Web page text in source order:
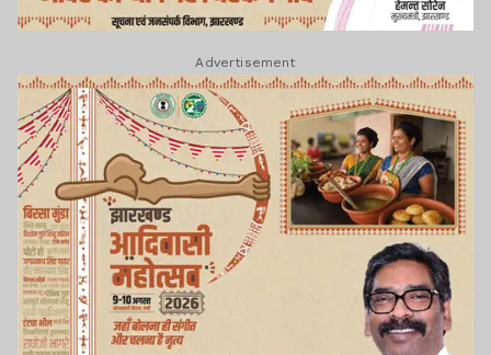
Advertisement